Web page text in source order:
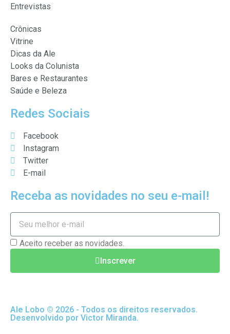
Entrevistas
Crônicas
Vitrine
Dicas da Ale
Looks da Colunista
Bares e Restaurantes
Saúde e Beleza
Redes Sociais
Facebook
Instagram
Twitter
E-mail
Receba as novidades no seu e-mail!
Aceito receber as novidades.
Inscrever
Ale Lobo © 2026 - Todos os direitos reservados.
Desenvolvido por Victor Miranda.